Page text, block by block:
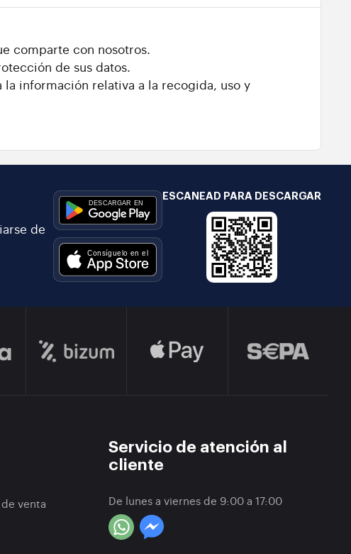
comparte con nosotros.
de sus datos.
información relativa a la recogida, uso y
de
ESCANEAD PARA DESCARGAR
venta
Servicio de atención al
cliente
De lunes a viernes de 9:00 a 17:00